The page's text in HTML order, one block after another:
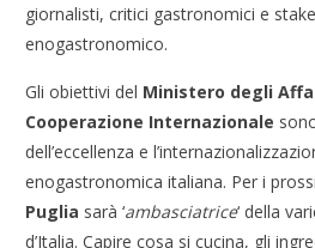
giornalisti, critici gastronomici e
enogastronomico.
Gli obiettivi del Ministero degli
Cooperazione Internazionale
dell’eccellenza e
enogastronomica italiana. Per i
Puglia sarà ‘ambasciatrice‘ della
d’Italia. Capire cosa si cucina, gli